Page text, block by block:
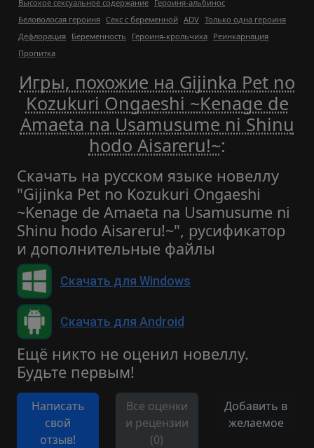
Высокое сексуальное содержание Героиня-альбинос
Беловолосая героиня Секс с беременной ADV Только одна героиня
Дефлорация Беременность Героиня-крольчиха Реинкарнация
Пропитка
Игры, похожие на Gijinka Pet no
Kozukuri Ongaeshi ~Kenage de
Amaeta na Usamusume ni Shinu
hodo Aisareru!~:
Скачать на русском языке новеллу
"Gijinka Pet no Kozukuri Ongaeshi
~Kenage de Amaeta na Usamusume ni
Shinu hodo Aisareru!~", русификатор
и дополнительные файлы
Скачать для Windows
Скачать для Android
Ещё никто не оценил новеллу.
Будьте первым!
Написать
свой
отзыв!
Все оценки
и рецензии
(0)
Добавить в
желаемое